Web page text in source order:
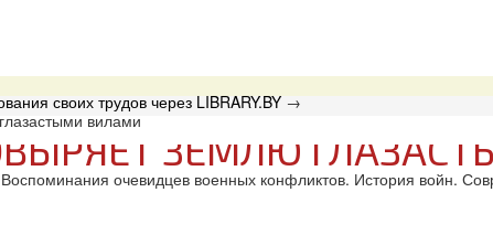
своих трудов через LIBRARY.BY→
вилами
ЗЕМЛЮ
очевидцев военных конфликтов. История войн.